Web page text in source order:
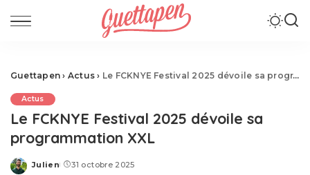
Guettapen › Actus › Le FCKNYE Festival 2025 dévoile sa programmation XXL
Actus
Le FCKNYE Festival 2025 dévoile sa
programmation XXL
Posted
Julien 31 octobre 2025